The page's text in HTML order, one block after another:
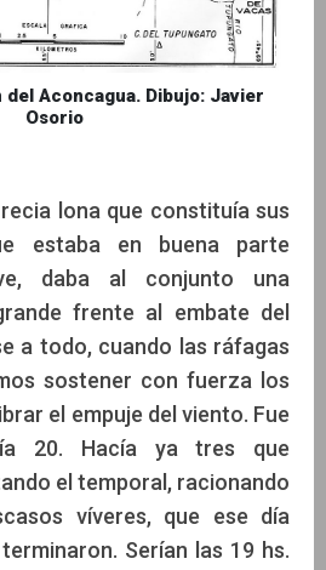
del Aconcagua. Dibujo: Javier
Osorio
lona que constituía sus
estaba en buena parte
daba al conjunto una
frente al embate del
a todo, cuando las ráfagas
sostener con fuerza los
el empuje del viento. Fue
20. Hacía ya tres que
el temporal, racionando
víveres, que ese día
Serían las 19 hs.